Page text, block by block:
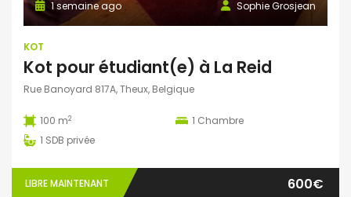
Sophie Grosjean
1 semaine ago
KOT
Kot pour étudiant(e) à La Reid
Rue Banoyard 817A, Theux, Belgique
100 m2 1 Chambre
1 SDB privée
LIBRE MAINTENANT 600€